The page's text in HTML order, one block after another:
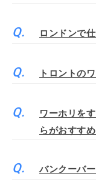
ロンドンで
トロントの
ワーホリを
らがおすす
バンクーバ